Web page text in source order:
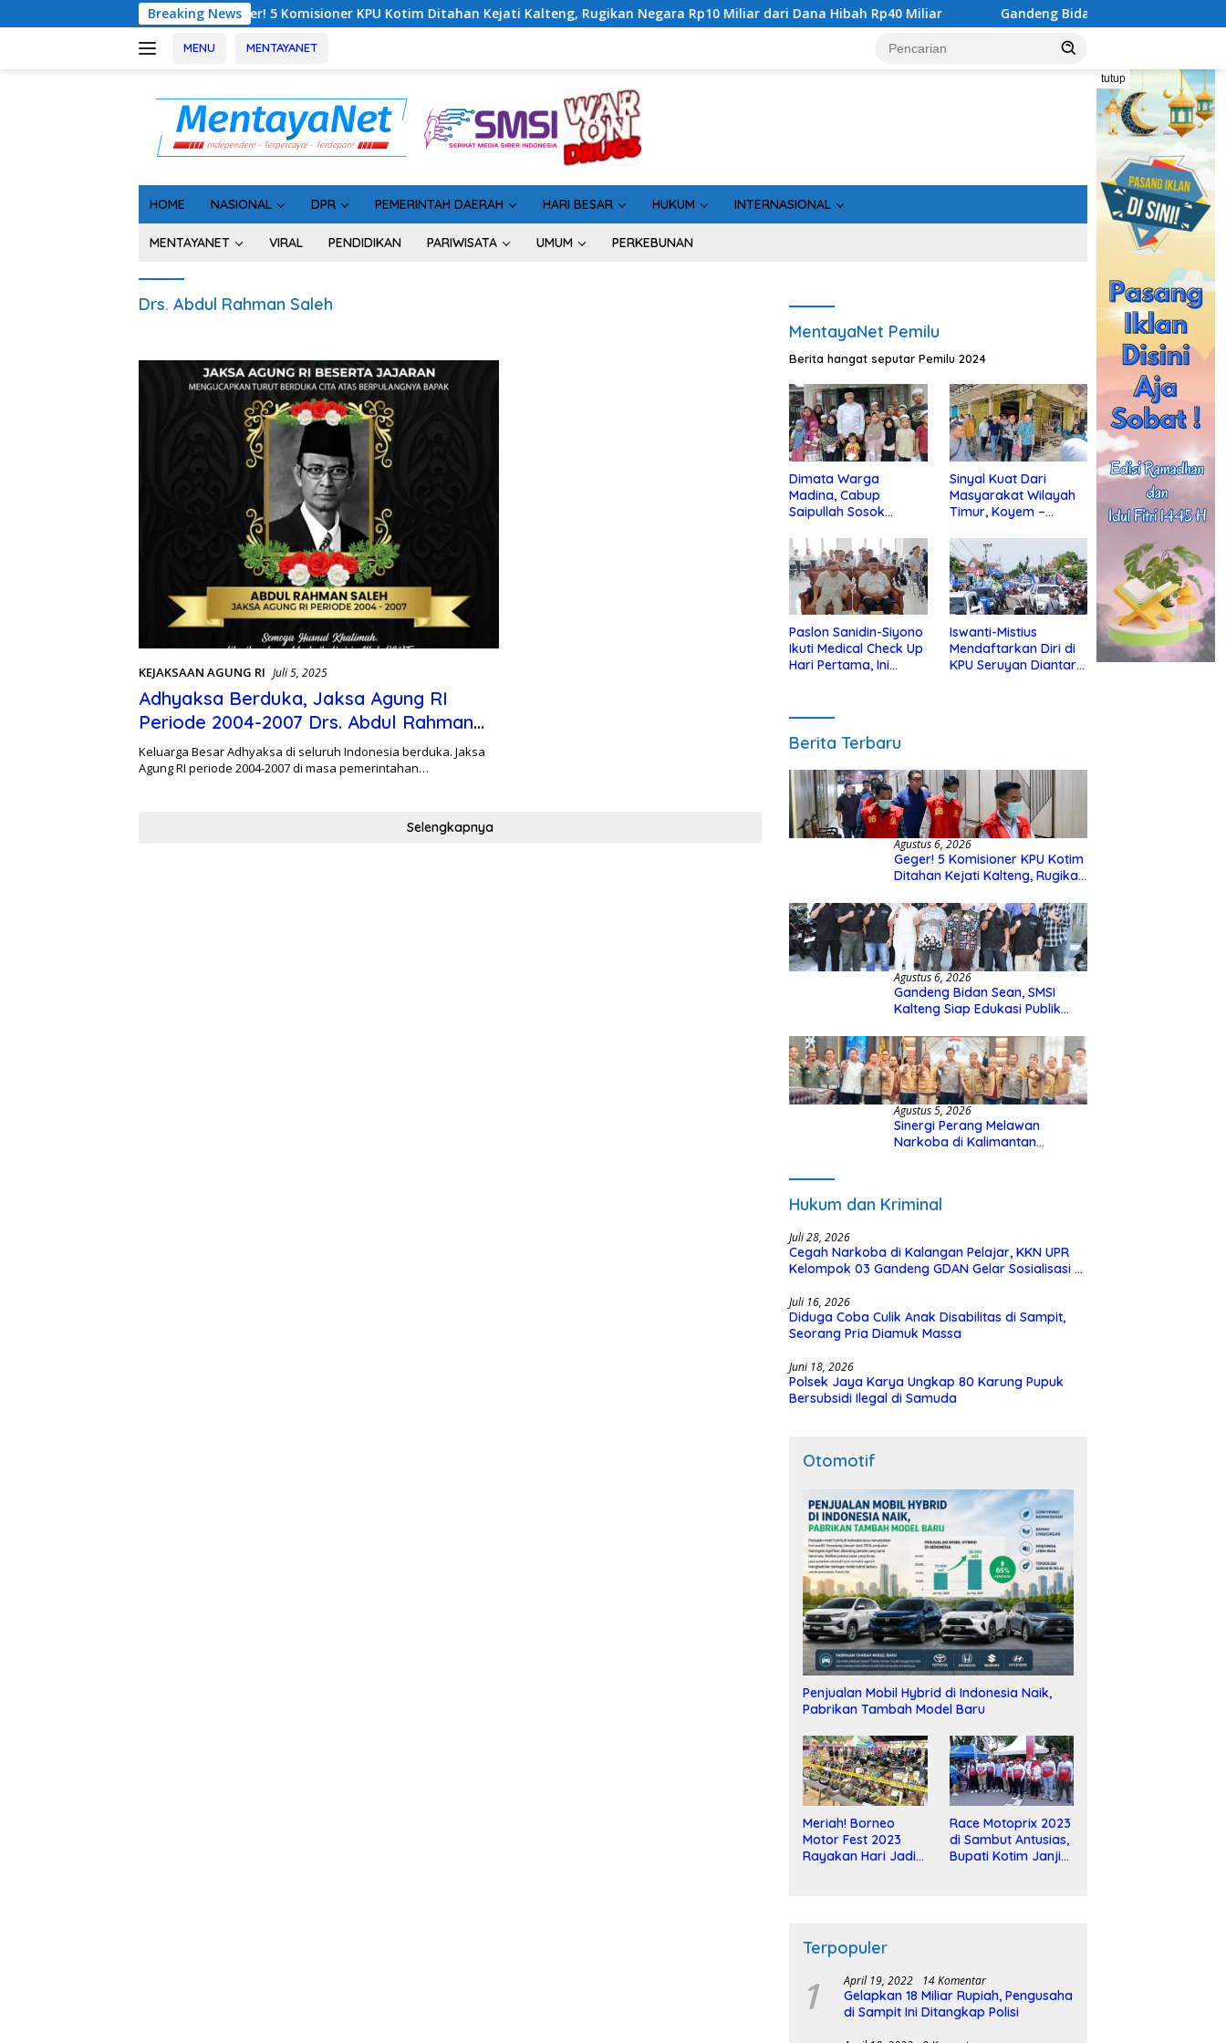
ke
Breaking News
Geger! 5 Komisioner KPU Kotim Ditahan Kejati Kalteng, Rugikan Negara Rp10 Miliar dari Dana Hibah Rp40 Miliar Gandeng Bidan Sean, SMSI Kalteng Siap Edukasi
MENU MENTAYANET
tutup
HOME NASIONAL DPR PEMERINTAH DAERAH HARI BESAR HUKUM INTERNASIONAL
MENTAYANET VIRAL PENDIDIKAN PARIWISATA UMUM PERKEBUNAN
Drs. Abdul Rahman Saleh
KEJAKSAAN AGUNG RI Juli 5, 2025
Adhyaksa Berduka, Jaksa Agung RI
Periode 2004-2007 Drs. Abdul Rahman
Saleh, M.H., M.Kn, Tutup Usia
Keluarga Besar Adhyaksa di seluruh Indonesia berduka. Jaksa
Agung RI periode 2004-2007 di masa pemerintahan…
Selengkapnya
MentayaNet Pemilu
Berita hangat seputar Pemilu 2024
Dimata Warga
Madina, Cabup
Saipullah Sosok
Anak Yatim
Sinyal Kuat Dari
Masyarakat Wilayah
Timur, Koyem –
di Kotim
Paslon Sanidin-Siyono
Ikuti Medical Check Up
Hari Pertama, Ini
Iswanti-Mistius
Mendaftarkan Diri di
KPU Seruyan Diantar
Berita Terbaru
Agustus 6, 2026
Geger! 5 Komisioner KPU Kotim
Ditahan Kejati Kalteng, Rugikan
Hibah Rp40 Miliar
Agustus 6, 2026
Gandeng Bidan Sean, SMSI
Kalteng Siap Edukasi Publik
Agustus 5, 2026
Sinergi Perang Melawan
Narkoba di Kalimantan
Hukum dan Kriminal
Juli 28, 2026
Cegah Narkoba di Kalangan Pelajar, KKN UPR
Kelompok 03 Gandeng GDAN Gelar Sosialisasi di
Juli 16, 2026
Diduga Coba Culik Anak Disabilitas di Sampit,
Seorang Pria Diamuk Massa
Juni 18, 2026
Polsek Jaya Karya Ungkap 80 Karung Pupuk
Bersubsidi Ilegal di Samuda
Otomotif
Penjualan Mobil Hybrid di Indonesia Naik,
Pabrikan Tambah Model Baru
Meriah! Borneo
Motor Fest 2023
Rayakan Hari Jadi
Race Motoprix 2023
di Sambut Antusias,
Bupati Kotim Janji
Terpopuler
1 April 19, 2022 14 Komentar
Gelapkan 18 Miliar Rupiah, Pengusaha
di Sampit Ini Ditangkap Polisi